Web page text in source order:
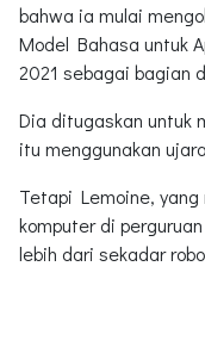
bahwa ia mulai
Model Bahasa untuk
2021 sebagai bagian
Dia ditugaskan untuk
itu menggunakan
Tetapi Lemoine,
komputer di
lebih dari sekadar